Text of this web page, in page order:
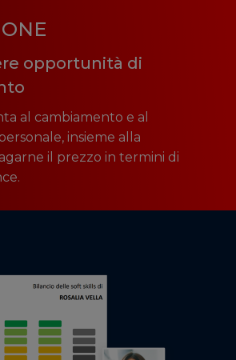
opportunità di
al cambiamento e al
insieme alla
il prezzo in termini di